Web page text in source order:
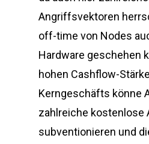
Angriffsvektoren
off-time von Nodes
Hardware geschehen
hohen Cashflow-
Kerngeschäfts könne
zahlreiche kostenlose
subventionieren und